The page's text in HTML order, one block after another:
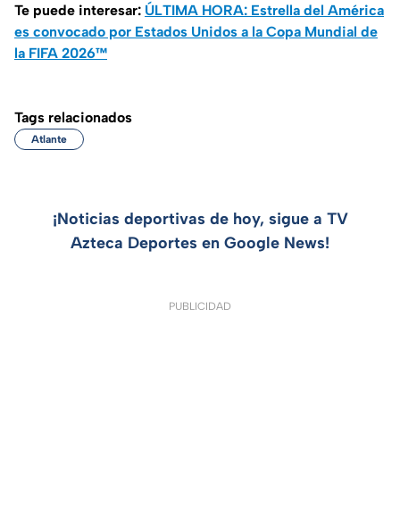
Te puede interesar: ÚLTIMA HORA: Estrella del América
es convocado por Estados Unidos a la Copa Mundial de
la FIFA 2026™
Tags relacionados
Atlante
¡Noticias deportivas de hoy, sigue a TV
Azteca Deportes en Google News!
PUBLICIDAD